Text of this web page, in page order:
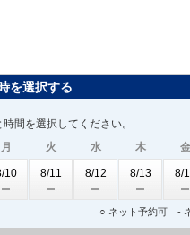
を選択する
間を選択してください。
月
10
火
8/11
水
8/12
木
8/13
金
8/
○ ネット予約可 -